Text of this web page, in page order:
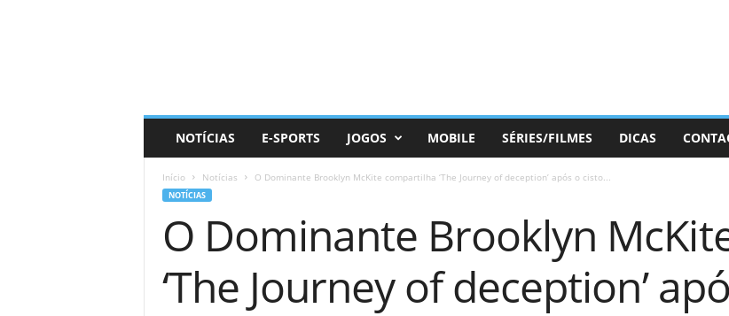
NOTÍCIAS E-SPORTS JOGOS MOBILE SÉRIES/FILMES DICAS
Início Notícias O Dominante Brooklyn McKite compartilha ‘The Journey of deception’ após o cisto...
NOTÍCIAS
O Dominante Brooklyn
‘The Journey of deception’